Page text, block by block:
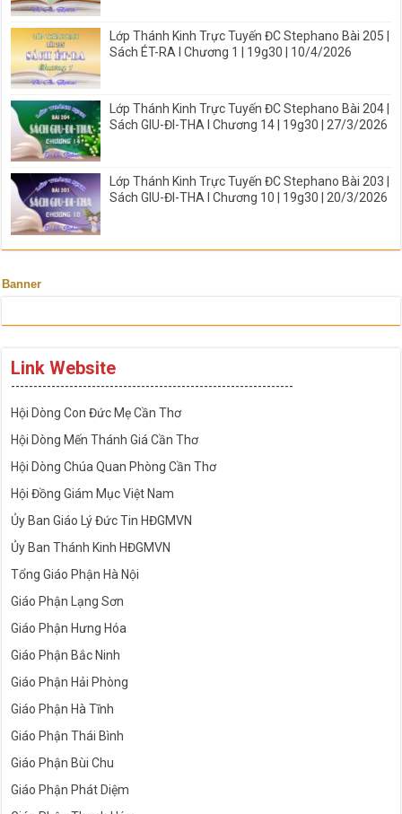
Lớp Thánh Kinh Trực Tuyến ĐC Stephano Bài 205 |
Sách ÉT-RA I Chương 1 | 19g30 | 10/4/2026
Lớp Thánh Kinh Trực Tuyến ĐC Stephano Bài 204 |
Sách GIU-ĐI-THA I Chương 14 | 19g30 | 27/3/2026
Lớp Thánh Kinh Trực Tuyến ĐC Stephano Bài 203 |
Sách GIU-ĐI-THA I Chương 10 | 19g30 | 20/3/2026
Banner
Link Website
---------------------------------------------------------------
Hội Dòng Con Đức Mẹ Cần Thơ
Hội Dòng Mến Thánh Giá Cần Thơ
Hội Dòng Chúa Quan Phòng Cần Thơ
Hội Đồng Giám Mục Việt Nam
Ủy Ban Giáo Lý Đức Tin HĐGMVN
Ủy Ban Thánh Kinh HĐGMVN
Tổng Giáo Phận Hà Nội
Giáo Phận Lạng Sơn
Giáo Phận Hưng Hóa
Giáo Phận Bắc Ninh
Giáo Phận Hải Phòng
Giáo Phận Hà Tĩnh
Giáo Phận Thái Bình
Giáo Phận Bùi Chu
Giáo Phận Phát Diệm